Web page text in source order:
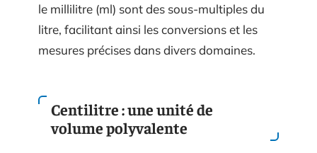
le millilitre (ml) sont des sous-multiples du
litre, facilitant ainsi les conversions et les
mesures précises dans divers domaines.
Centilitre : une unité de
volume polyvalente